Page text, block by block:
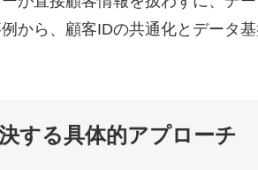
から、顧客IDの共通化とデータ
する具体的アプローチ